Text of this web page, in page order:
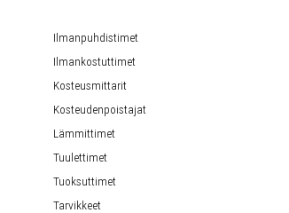
Ilmanpuhdistimet
Ilmankostuttimet
Kosteusmittarit
Kosteudenpoistajat
Lämmittimet
Tuulettimet
Tuoksuttimet
Tarvikkeet